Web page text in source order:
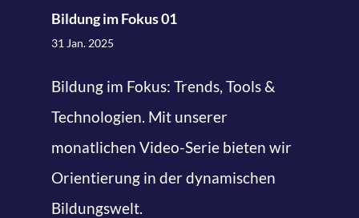
Bildung im Fokus 01
31 Jan. 2025
Bildung im Fokus: Trends, Tools &
Technologien. Mit unserer
monatlichen Video-Serie bieten wir
Orientierung in der dynamischen
Bildungswelt.